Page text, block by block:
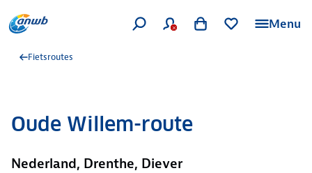
Menu
Fietsroutes
Oude Willem-route
Nederland, Drenthe, Diever